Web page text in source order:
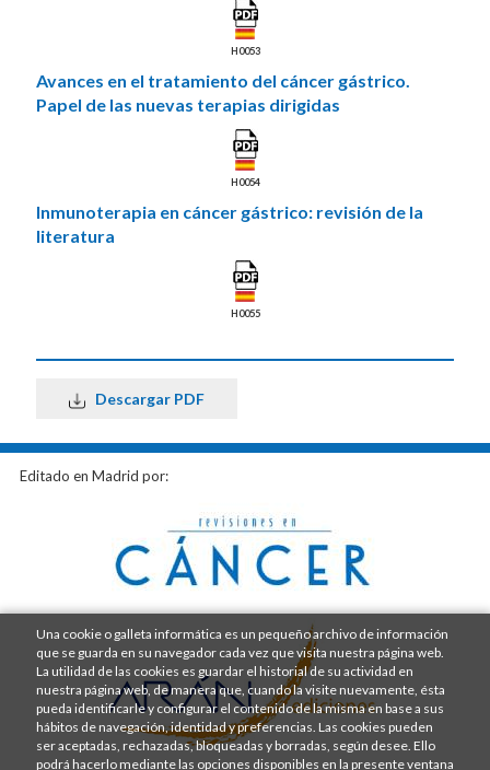
H0053
Avances en el tratamiento del cáncer gástrico.
Papel de las nuevas terapias dirigidas
H0054
Inmunoterapia en cáncer gástrico: revisión de la
literatura
H0055
Descargar PDF
Editado en Madrid por:
Una cookie o galleta informática es un pequeño archivo de información
que se guarda en su navegador cada vez que visita nuestra página web.
La utilidad de las cookies es guardar el historial de su actividad en
nuestra página web, de manera que, cuando la visite nuevamente, ésta
pueda identificarle y configurar el contenido de la misma en base a sus
hábitos de navegación, identidad y preferencias. Las cookies pueden
ser aceptadas, rechazadas, bloqueadas y borradas, según desee. Ello
podrá hacerlo mediante las opciones disponibles en la presente ventana